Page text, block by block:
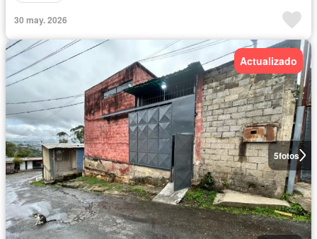
30 may. 2026
5fotos
Actualizado